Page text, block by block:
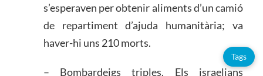
s’esperaven per obtenir aliments d’un camió
de repartiment d’ajuda humanitària; va
haver-hi uns 210 morts.
– Bombardeigs triples. Els israelians
Tags